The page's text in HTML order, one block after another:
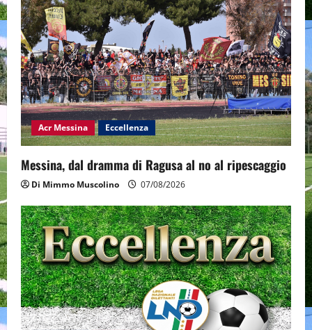
Acr Messina Eccellenza
Messina, dal dramma di Ragusa al no al ripescaggio
Di Mimmo Muscolino 07/08/2026